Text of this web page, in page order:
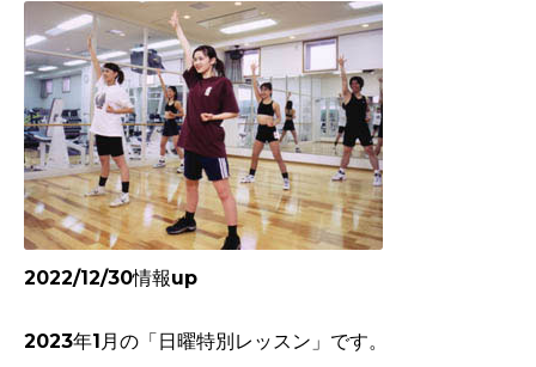
2022/12/30情報up
2023年1月 の「日曜特別レッスン」です。